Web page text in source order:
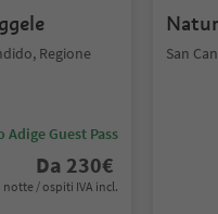
Regione
Adige Guest Pass
Da 230€
notte / ospiti IVA incl.
San